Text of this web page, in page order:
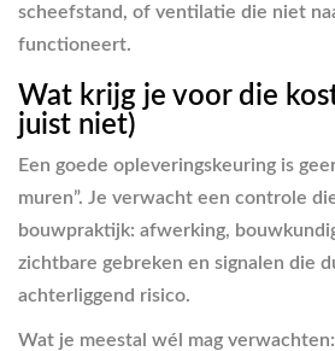
scheefstand, of ventilatie die niet
functioneert.
Wat krijg je voor die
juist niet)
Een goede opleveringskeuring is
muren”. Je verwacht een controle
bouwpraktijk: afwerking,
zichtbare gebreken en signalen die
achterliggend risico.
Wat je meestal wél mag verwachten: